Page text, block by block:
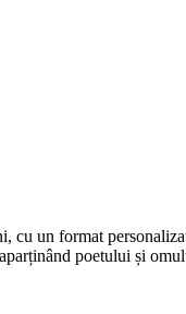
cu un format
poetului și